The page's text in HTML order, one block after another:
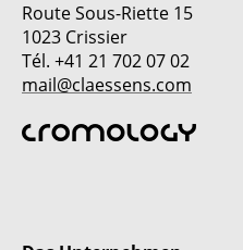
Route Sous-Riette 15
1023 Crissier
Tél. +41 21 702 07 02
mail@claessens.com